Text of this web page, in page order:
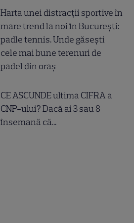
Harta unei distracții sportive în
mare trend la noi în București:
padle tennis. Unde găsești
cele mai bune terenuri de
padel din oraș
CE ASCUNDE ultima CIFRA a
CNP-ului? Dacă ai 3 sau 8
însemană că...